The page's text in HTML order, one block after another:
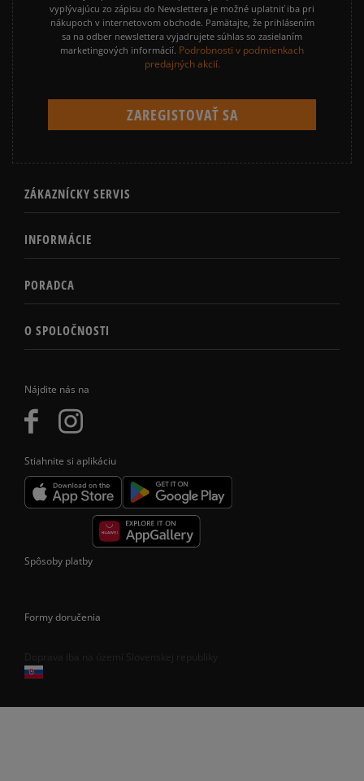
Nájdite nás na
Stiahnite si aplikáciu
vyplývajúcu zo zápisu do Newslettera je možné uplatniť iba pri
nákupoch v internetovom obchode. Pamätajte, že prihlásením
sa na odber newslettera vyjadrujete súhlas so zasielaním
marketingových informácií. Podrobnosti v podmienkach
predajných akcií.
ZÁKAZNÍCKY SERVIS
INFORMÁCIE
PORADCA
O SPOLOČNOSTI
Spôsoby platby
Formy doručenia